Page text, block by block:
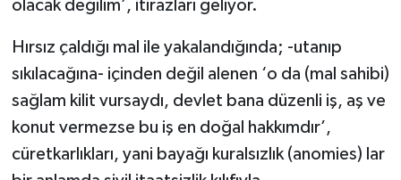
olacak değilim’, itirazları geliyor.
Hırsız çaldığı mal ile yakalandığında; -utanıp
sıkılacağına- içinden değil alenen ‘o da (mal sahibi)
sağlam kilit vursaydı, devlet bana düzenli iş, aş ve
konut vermezse bu iş en doğal hakkımdır’,
cüretkarlıkları, yani bayağı kuralsızlık (anomies) lar